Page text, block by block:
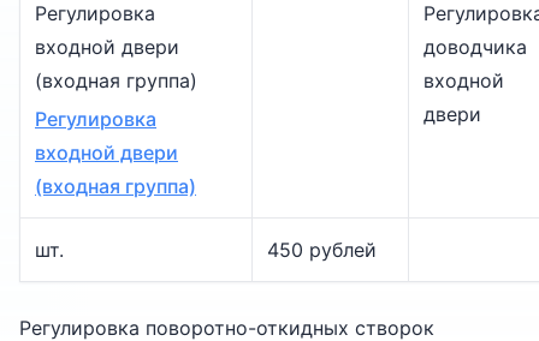
Регулировка
входной двери
(входная группа)
Регулировка
входной двери
(входная группа)
доводчика
входной
двери
шт. 450 рублей
Регулировка поворотно-откидных створок